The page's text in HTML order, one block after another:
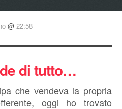
@ 22:58
di tutto…
che vendeva la propria
oggi ho trovato